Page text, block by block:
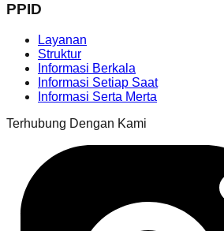
PPID
Layanan
Struktur
Informasi Berkala
Informasi Setiap Saat
Informasi Serta Merta
Terhubung Dengan Kami